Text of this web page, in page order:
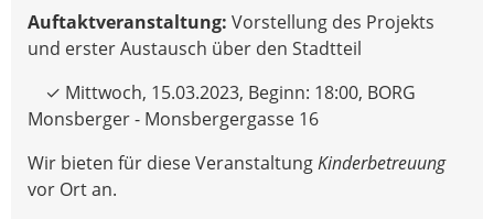
Auftaktveranstaltung: Vorstellung des Projekts
und erster Austausch über den Stadtteil
✓ Mittwoch, 15.03.2023, Beginn: 18:00, BORG
Monsberger - Monsbergergasse 16
Wir bieten für diese VeranstaltungKinderbetreuung
vor Ort an.